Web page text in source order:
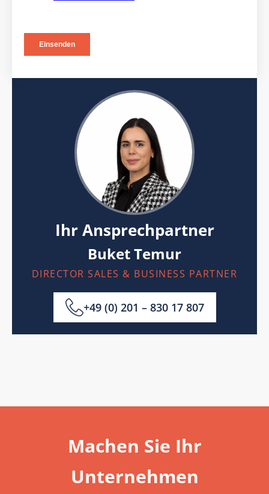
Ihr Ansprechpartner
Buket Temur
DIRECTOR SALES & BUSINESS PARTNER
+49 (0) 201 – 830 17 807
Machen Sie Ihr
Unternehmen